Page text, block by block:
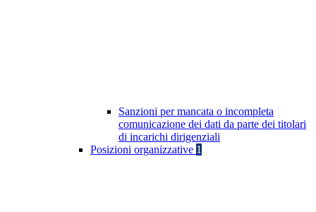
Sanzioni per mancata o incompleta
comunicazione dei dati da parte dei titolari
di incarichi dirigenziali
Posizioni organizzative 1